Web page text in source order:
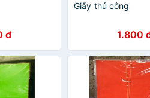
đ
Giấy thủ công
1.800